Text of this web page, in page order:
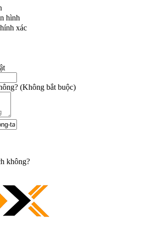
hình
xác
(Không bắt buộc)
không?